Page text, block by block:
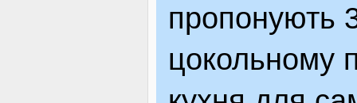
пропонують
цокольному